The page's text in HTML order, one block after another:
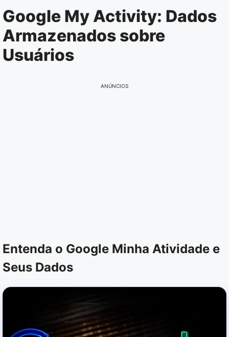
Pular
para
o
conteúdo
Google My Activity: Dados
Armazenados sobre
Usuários
ANÚNCIOS
Entenda o Google Minha Atividade e
Seus Dados